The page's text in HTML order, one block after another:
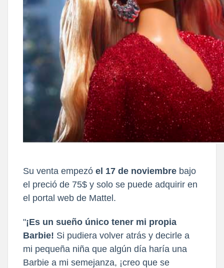
Su venta empezó el 17 de noviembre bajo
el preció de 75$ y solo se puede adquirir en
el portal web de Mattel.
"¡Es un sueño único tener mi propia
Barbie! Si pudiera volver atrás y decirle a
mi pequeña niña que algún día haría una
Barbie a mi semejanza, ¡creo que se